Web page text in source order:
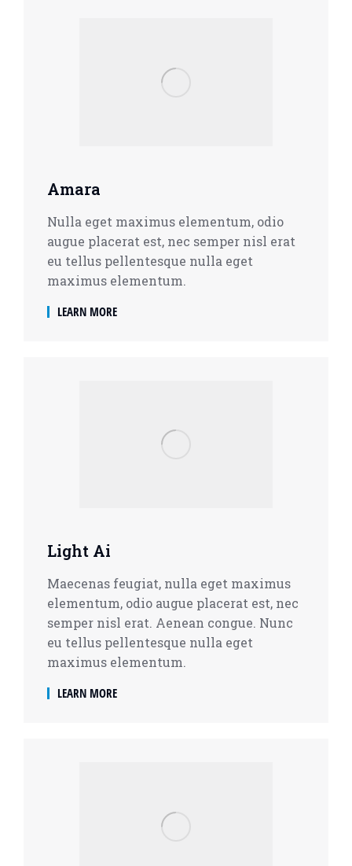
Amara
Nulla eget maximus elementum, odio
augue placerat est, nec semper nisl erat
eu tellus pellentesque nulla eget
maximus elementum.
LEARN MORE
Light Ai
Maecenas feugiat, nulla eget maximus
elementum, odio augue placerat est, nec
semper nisl erat. Aenean congue. Nunc
eu tellus pellentesque nulla eget
maximus elementum.
LEARN MORE